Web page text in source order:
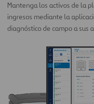
Mantenga los activos de la
ingresos mediante la
diagnóstico de campo a sus